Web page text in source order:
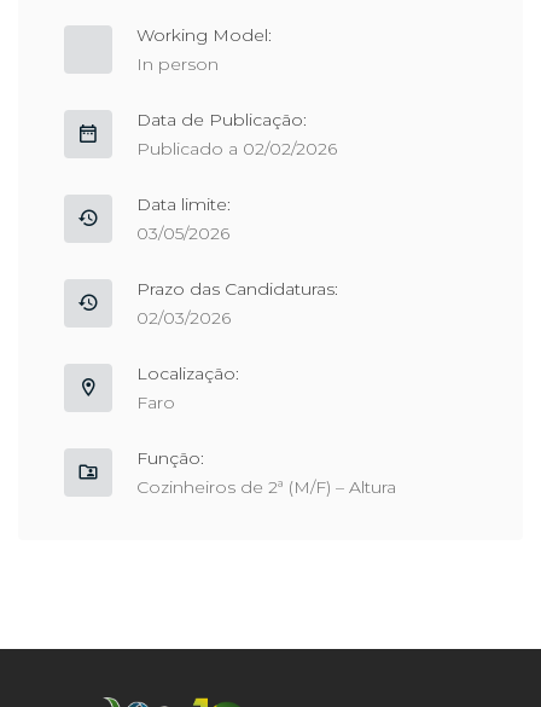
Working Model:
In person
Data de Publicação:
Publicado a 02/02/2026
Data limite:
03/05/2026
Prazo das Candidaturas:
02/03/2026
Localização:
Faro
Função:
Cozinheiros de 2ª (M/F) – Altura